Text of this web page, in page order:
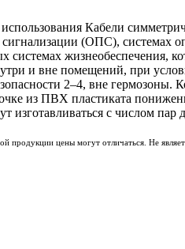
Кабели
(ОПС), системах
жизнеобеспечения,
и вне помещений, при
2–4, вне
из ПВХ пластиката
с числом пар
продукции цены могут отличаться. Не